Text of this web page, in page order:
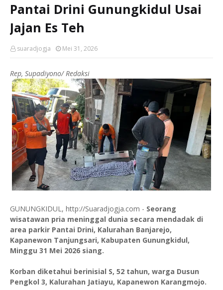
Pantai Drini Gunungkidul Usai
Jajan Es Teh
suaradjogja Mei 31, 2026
Rep, Supadiyono/ Redaksi
GUNUNGKIDUL, http://Suaradjogja.com - Seorang
wisatawan pria meninggal dunia secara mendadak di
area parkir Pantai Drini, Kalurahan Banjarejo,
Kapanewon Tanjungsari, Kabupaten Gunungkidul,
Minggu 31 Mei 2026 siang.
Korban diketahui berinisial S, 52 tahun, warga Dusun
Pengkol 3, Kalurahan Jatiayu, Kapanewon Karangmojo.